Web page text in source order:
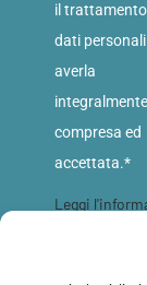
il
dati personali
averla
integralmente
compresa ed
accettata.*
Leggi